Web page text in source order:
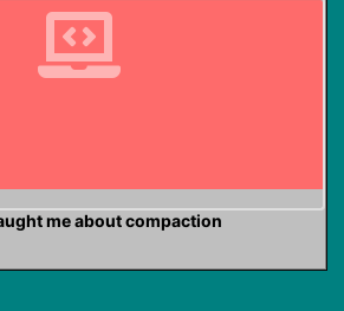
me about compaction